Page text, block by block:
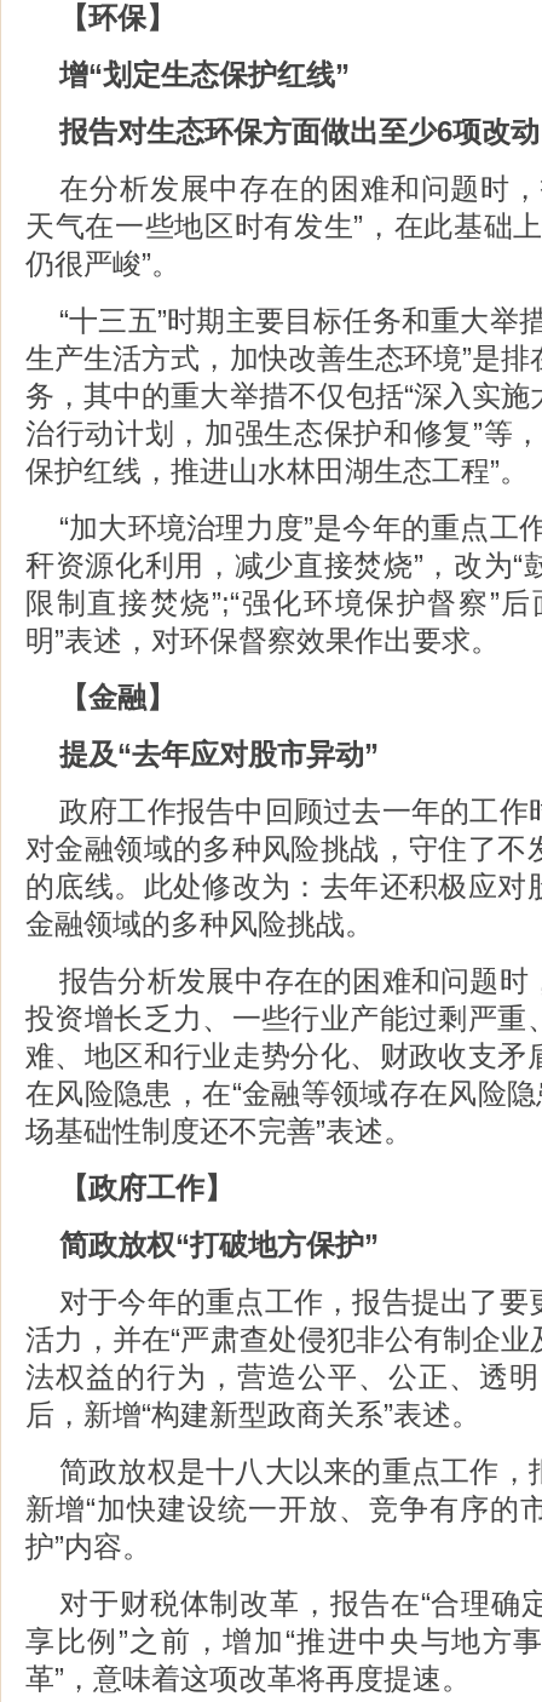
【环保】
增“划定生态保护红线”
报告对生态环保方面做出至少6项改
在分析发展中存在的困难和问题时
天气在一些地区时有发生”，在此基础
仍很严峻”。
“十三五”时期主要目标任务和重大举
生产生活方式，加快改善生态环境”是
务，其中的重大举措不仅包括“深入实
治行动计划，加强生态保护和修复”等
保护红线，推进山水林田湖生态工程”。
“加大环境治理力度”是今年的重点工
秆资源化利用，减少直接焚烧”，改为“
限制直接焚烧”;“强化环境保护督察”
明”表述，对环保督察效果作出要求。
【金融】
提及“去年应对股市异动”
政府工作报告中回顾过去一年的工作
对金融领域的多种风险挑战，守住了不
的底线。此处修改为：去年还积极应对
金融领域的多种风险挑战。
报告分析发展中存在的困难和问题时
投资增长乏力、一些行业产能过剩严重
难、地区和行业走势分化、财政收支矛
在风险隐患，在“金融等领域存在风险
场基础性制度还不完善”表述。
【政府工作】
简政放权“打破地方保护”
对于今年的重点工作，报告提出了要
活力，并在“严肃查处侵犯非公有制企
法权益的行为，营造公平、公正、透
后，新增“构建新型政商关系”表述。
简政放权是十八大以来的重点工作，
新增“加快建设统一开放、竞争有序的
护”内容。
对于财税体制改革，报告在“合理确
享比例”之前，增加“推进中央与地方
革”，意味着这项改革将再度提速。